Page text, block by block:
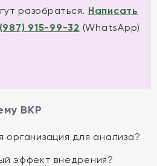
разобраться. Написать
915-99-32 (WhatsApp)
ВКР
организация для анализа?
эффект внедрения?